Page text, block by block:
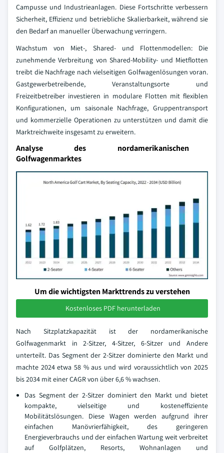
Campusse und Industrieanlagen. Diese Fortschritte verbessern
Sicherheit, Effizienz und betriebliche Skalierbarkeit, während sie
den Bedarf an manueller Überwachung verringern.
Wachstum von Miet-, Shared- und Flottenmodellen: Die
zunehmende Verbreitung von Shared-Mobility- und Mietflotten
treibt die Nachfrage nach vielseitigen Golfwagenlösungen voran.
Gastgewerbetreibende, Veranstaltungsorte und
Freizeitbetreiber investieren in modulare Flotten mit flexiblen
Konfigurationen, um saisonale Nachfrage, Gruppentransport
und kommerzielle Operationen zu unterstützen und damit die
Marktreichweite insgesamt zu erweitern.
Analyse des nordamerikanischen
Golfwagenmarktes
Um die wichtigsten Markttrends zu verstehen
Kostenloses PDF herunterladen
Nach Sitzplatzkapazität ist der nordamerikanische
Golfwagenmarkt in 2-Sitzer, 4-Sitzer, 6-Sitzer und Andere
unterteilt. Das Segment der 2-Sitzer dominierte den Markt und
machte 2024 etwa 58 % aus und wird voraussichtlich von 2025
bis 2034 mit einer CAGR von über 6,6 % wachsen.
Das Segment der 2-Sitzer dominiert den Markt und bietet
kompakte, vielseitige und kosteneffiziente
Mobilitätslösungen. Diese Wagen werden aufgrund ihrer
einfachen Manövrierfähigkeit, des geringeren
Energieverbrauchs und der einfachen Wartung weit verbreitet
auf Golfplätzen, Resorts, Wohnanlagen und